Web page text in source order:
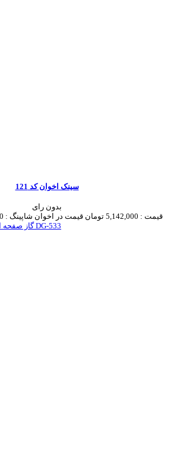
سینک اخوان کد 121
بدون رای
قیمت : 5,142,000 تومان قیمت در اخوان شاپینگ :